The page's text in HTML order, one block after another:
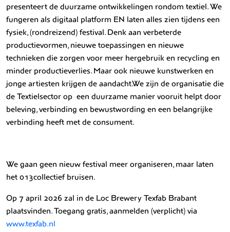
presenteert de duurzame ontwikkelingen rondom textiel. We
fungeren als digitaal platform EN laten alles zien tijdens een
fysiek, (rondreizend) festival. Denk aan verbeterde
productievormen, nieuwe toepassingen en nieuwe
technieken die zorgen voor meer hergebruik en recycling en
minder productieverlies. Maar ook nieuwe kunstwerken en
jonge artiesten krijgen de aandacht.We zijn de organisatie die
de Textielsector op een duurzame manier vooruit helpt door
beleving, verbinding en bewustwording en een belangrijke
verbinding heeft met de consument.
We gaan geen nieuw festival meer organiseren, maar laten
het 013collectief bruisen.
Op 7 april 2026 zal in de Loc Brewery Texfab Brabant
plaatsvinden. Toegang gratis, aanmelden (verplicht) via
www.texfab.nl